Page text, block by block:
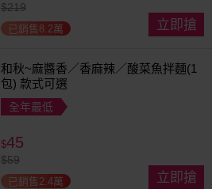
$219
已銷售8.2萬 立即搶
和秋~麻醬香／香麻辣／酸菜魚拌麵(1
包) 款式可選
全年最低
$45
$59
已銷售2.4萬 立即搶